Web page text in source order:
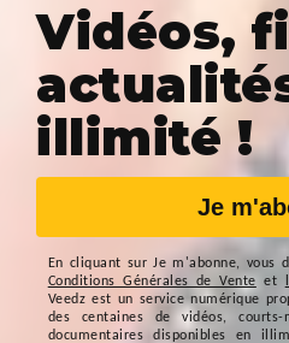
Vidéos,
illimité !
Je
En cliquant surJe m'abonne, vous
Conditions Générales de Vente et
Veedz est un service numérique
des centaines de vidéos,
documentaires disponibles en